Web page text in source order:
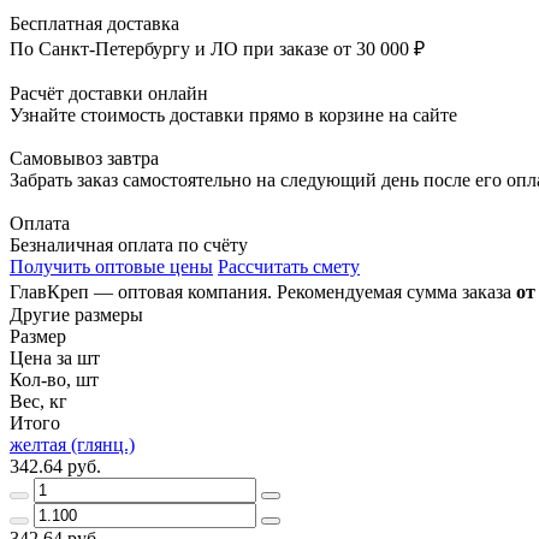
Бесплатная доставка
По Санкт-Петербургу и ЛО при заказе от 30 000 ₽
Расчёт доставки онлайн
Узнайте стоимость доставки прямо в корзине на сайте
Самовывоз завтра
Забрать заказ самостоятельно на следующий день после его
Оплата
Безналичная оплата по счёту
Получить оптовые цены Рассчитать смету
ГлавКреп — оптовая компания. Рекомендуемая сумма заказа
Другие размеры
Размер
Цена за шт
Кол-во, шт
Вес, кг
Итого
желтая (глянц.)
342.64 руб.